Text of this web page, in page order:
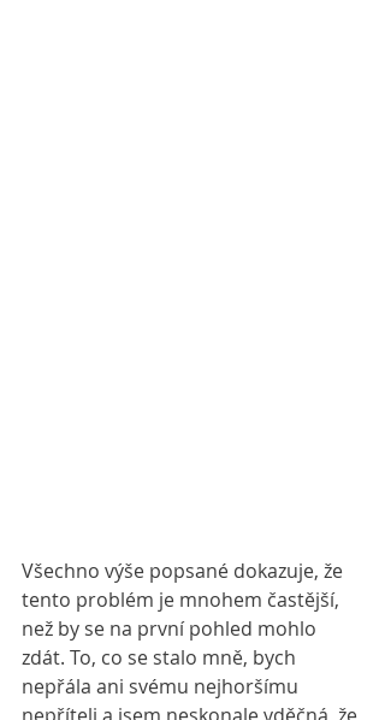
Všechno výše popsané dokazuje, že
tento problém je mnohem častější,
než by se na první pohled mohlo
zdát. To, co se stalo mně, bych
nepřála ani svému nejhoršímu